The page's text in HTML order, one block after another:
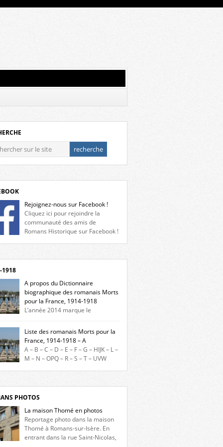
Rejoignez-nous sur Facebook !
Cliquez ici pour rejoindre la
communauté des amis de
Romans Historique sur Facebook !
1918
A propos du Dictionnaire
biographique des romanais Morts
pour la France, 1914-1918
L’année 2014 marque le
du début de la Première Guerre
et ce dictionnaire biographique veut
hommage aux romanais Morts pour la
durant ce conflit. La base de cette
historique est constituée des noms
sur les plaques commémoratives de
de Ville, du lycée du Dauphiné et du lycée
Liste des romanais Morts pour la
France, 1914-1918 – A
A – B – C – D – E – F – G – HIJK – L –
M – N – OPQ – R – S – T – UVW
lettre. Liste des romanais […]
PHOTOS
La maison Thomé en photos
Reportage photo dans la maison
Thomé à Romans-sur-Isère. En
entrant dans la rue Saint-Nicolas,